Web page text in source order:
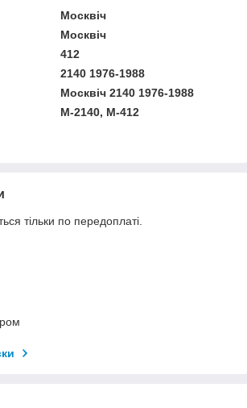
Москвіч
Москвіч
412
2140 1976-1988
Москвіч 2140 1976-1988
М-2140, М-412
тільки по передоплаті.